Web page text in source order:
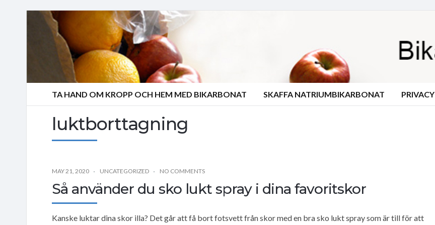
TA HAND OM KROPP OCH HEM MED BIKARBONAT SKAFFA NATRIUMBIKARBONAT PRIVACY
luktborttagning
MAY 21, 2020 UNCATEGORIZED NO COMMENTS
Så använder du sko lukt spray i dina favoritskor
Kanske luktar dina skor illa? Det går att få bort fotsvett från skor med en bra sko lukt spray som är till för att